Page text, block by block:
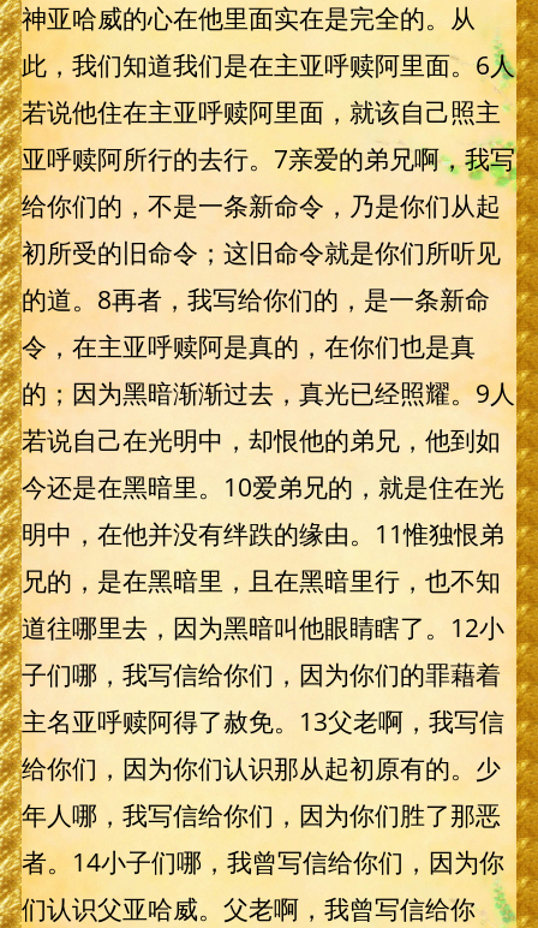
神亚哈威的心在他里面实在是完全的。从
此，我们知道我们是在主亚呼赎阿里面。6人
若说他住在主亚呼赎阿里面，就该自己照主
亚呼赎阿所行的去行。7亲爱的弟兄啊，我写
给你们的，不是一条新命令，乃是你们从起
初所受的旧命令；这旧命令就是你们所听见
的道。8再者，我写给你们的，是一条新命
令，在主亚呼赎阿是真的，在你们也是真
的；因为黑暗渐渐过去，真光已经照耀。9人
若说自己在光明中，却恨他的弟兄，他到如
今还是在黑暗里。10爱弟兄的，就是住在光
明中，在他并没有绊跌的缘由。11惟独恨弟
兄的，是在黑暗里，且在黑暗里行，也不知
道往哪里去，因为黑暗叫他眼睛瞎了。12小
子们哪，我写信给你们，因为你们的罪藉着
主名亚呼赎阿得了赦免。13父老啊，我写信
给你们，因为你们认识那从起初原有的。少
年人哪，我写信给你们，因为你们胜了那恶
者。14小子们哪，我曾写信给你们，因为你
们认识父亚哈威。父老啊，我曾写信给你